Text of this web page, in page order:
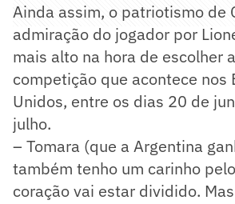
Ainda assim, o patriotismo de
admiração do jogador por
mais alto na hora de escolher
competição que acontece nos
Unidos, entre os dias 20 de
julho.
– Tomara (que a Argentina
também tenho um carinho
coração vai estar dividido.